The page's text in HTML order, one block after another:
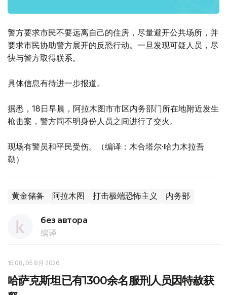
警方要求市民不要远离自己的住房，尽量避开公共场所，并
要求市民协助警方展开的反恐行动。一旦发现可疑人员，尽
快与警方取得联系。
具体信息有待进一步报道。
据悉，18日早晨，阿拉木图市市区内务部门所在地附近发生
枪击案，警方同不明身份人员之间进行了交火。
现场有警员和平民受伤。（编译：木合塔尔·哈力木拉吾
勒）
黄金储备 阿拉木图 打击极端恐怖主义 内务部
без автора
编译
15:08, 05 8月 2026
哈萨克斯坦已有1300余名服刑人员因特赦获